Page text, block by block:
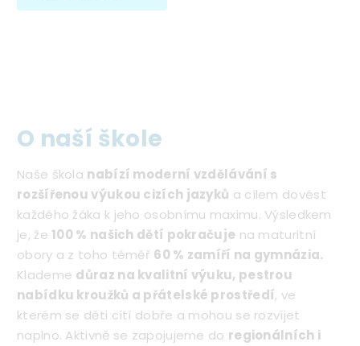
O naší škole
Naše škola nabízí moderní vzdělávání s
rozšířenou výukou cizích jazyků a cílem dovést
každého žáka k jeho osobnímu maximu. Výsledkem
je, že 100 % našich dětí pokračuje na maturitní
obory a z toho téměř 60 % zamíří na gymnázia.
Klademe důraz na kvalitní výuku, pestrou
nabídku kroužků a přátelské prostředí, ve
kterém se děti cítí dobře a mohou se rozvíjet
naplno. Aktivně se zapojujeme do regionálních i